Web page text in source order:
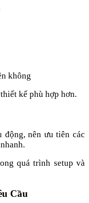
không
kế phù hợp hơn.
nên ưu tiên các
quá trình setup và
Cầu